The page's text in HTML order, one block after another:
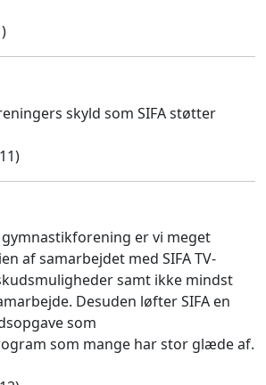
skyld som SIFA støtter
er vi meget
af samarbejdet med SIFA TV-
samt ikke mindst
Desuden løfter SIFA en
som
som mange har stor glæde af.